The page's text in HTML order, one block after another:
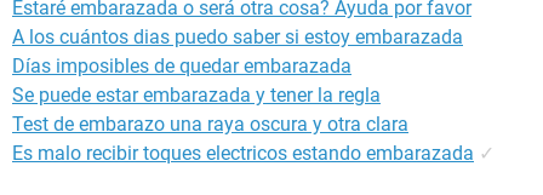
Estaré embarazada o será otra cosa? Ayuda por favor
A los cuántos dias puedo saber si estoy embarazada
Días imposibles de quedar embarazada
Se puede estar embarazada y tener la regla
Test de embarazo una raya oscura y otra clara
Es malo recibir toques electricos estando embarazada ✓